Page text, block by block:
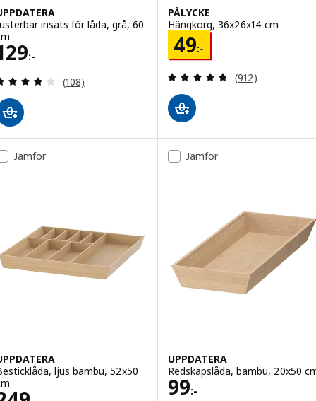
insats för låda, grå, 60
:-
129:-
Recensera: 4 utav 5 stjärnor. Totalt antal
(108)
PÅLYCKE
Hängkorg, 36x26x14 cm
49:-
Pris 49:-
Recensera:
(912)
Jämför
ljus bambu, 52x50
Jämför
UPPDATERA
Redskapslåda, bambu, 20x50
99:-
Pris 99:-